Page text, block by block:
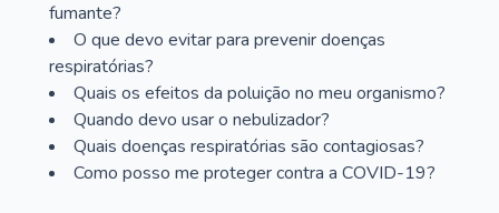
fumante?
O que devo evitar para prevenir doenças
respiratórias?
Quais os efeitos da poluição no meu organismo?
Quando devo usar o nebulizador?
Quais doenças respiratórias são contagiosas?
Como posso me proteger contra a COVID-19?